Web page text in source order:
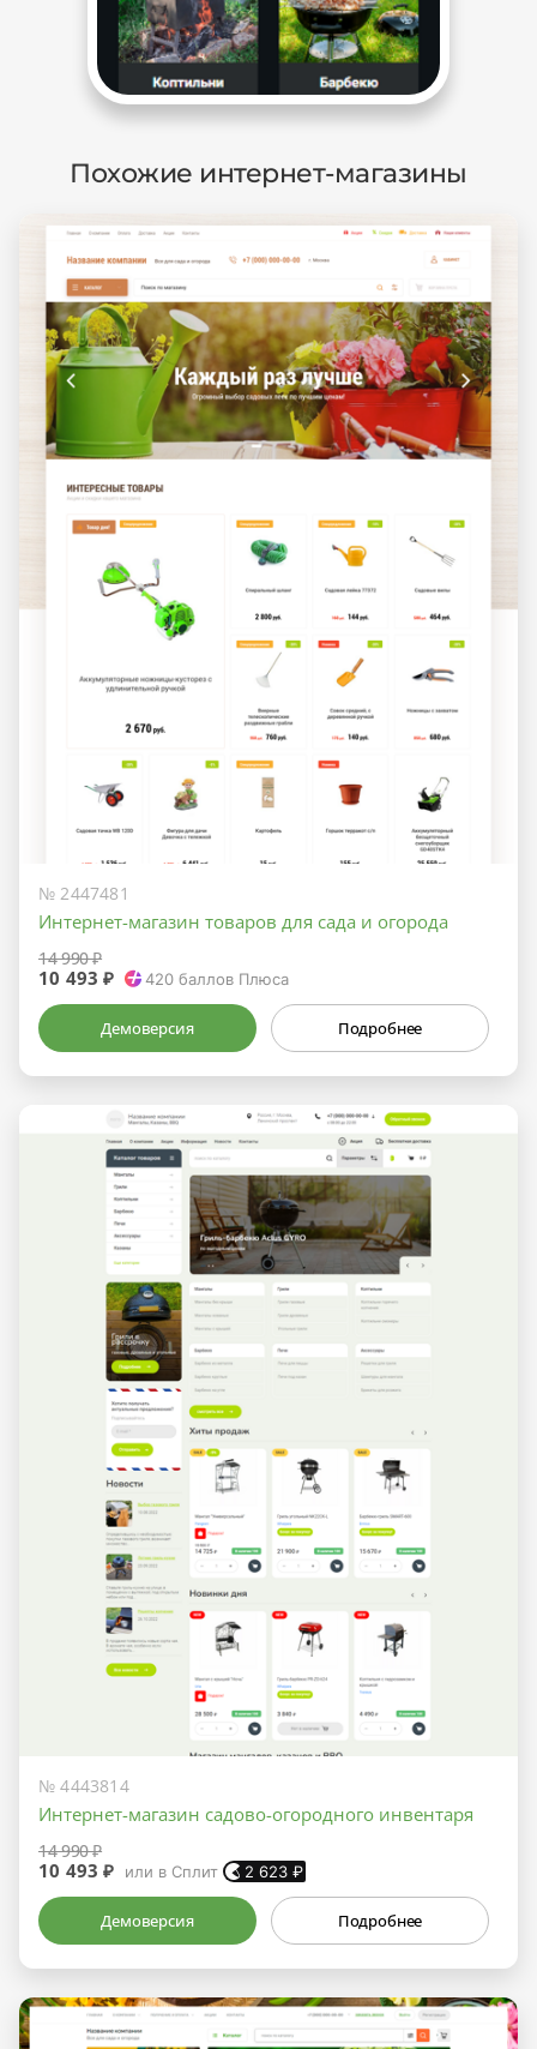
Похожие интернет-магазины
№ 2447481
Интернет-магазин товаров для сада и огорода
14 990 ₽
10 493 ₽ 420баллов Плюса
Демоверсия Подробнее
№ 4443814
Интернет-магазин садово-огородного инвентаря
14 990 ₽
10 493 ₽ или в Сплит 2 623₽
Демоверсия Подробнее